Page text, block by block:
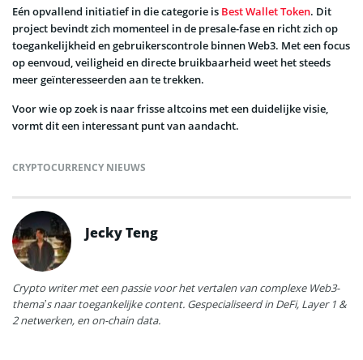
Eén opvallend initiatief in die categorie is Best Wallet Token. Dit
project bevindt zich momenteel in de presale-fase en richt zich op
toegankelijkheid en gebruikerscontrole binnen Web3. Met een focus
op eenvoud, veiligheid en directe bruikbaarheid weet het steeds
meer geïnteresseerden aan te trekken.
Voor wie op zoek is naar frisse altcoins met een duidelijke visie,
vormt dit een interessant punt van aandacht.
CRYPTOCURRENCY NIEUWS
Jecky Teng
Crypto writer met een passie voor het vertalen van complexe Web3-
thema’s naar toegankelijke content. Gespecialiseerd in DeFi, Layer 1 &
2 netwerken, en on-chain data.